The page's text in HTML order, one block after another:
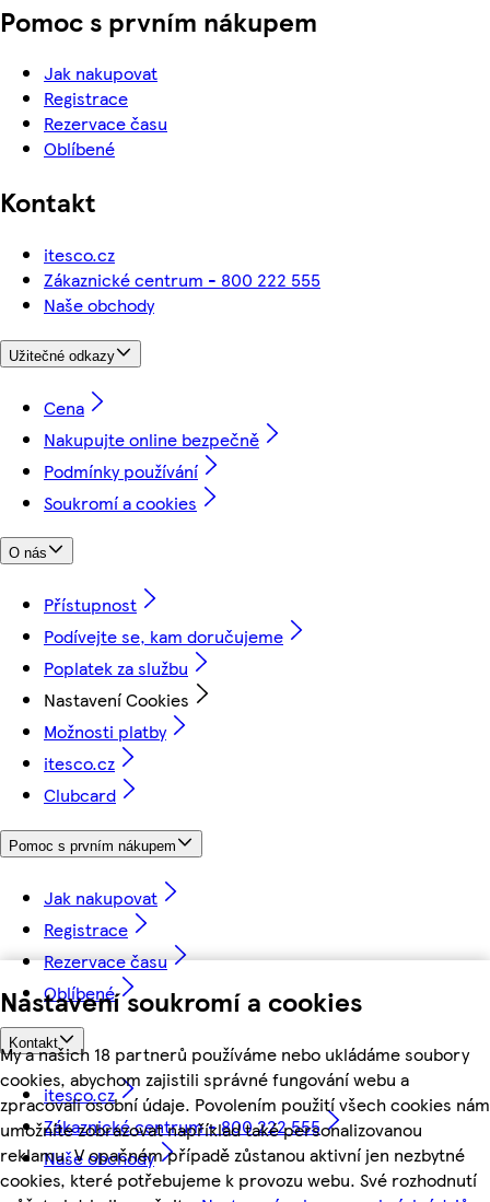
Nastavení soukromí a cookies
My a našich 18 partnerů používáme nebo ukládáme soubory
cookies, abychom zajistili správné fungování webu a
zpracovali osobní údaje. Povolením použití všech cookies nám
umožníte zobrazovat například také personalizovanou
reklamu. V opačném případě zůstanou aktivní jen nezbytné
cookies, které potřebujeme k provozu webu. Své rozhodnutí
Pomoc s prvním nákupem
Jak nakupovat
Registrace
Rezervace času
Oblíbené
Kontakt
itesco.cz
Zákaznické centrum - 800 222 555
Naše obchody
Užitečné odkazy
Cena
Nakupujte online bezpečně
Podmínky používání
Soukromí a cookies
O nás
Přístupnost
Podívejte se, kam doručujeme
Poplatek za službu
Nastavení Cookies
Možnosti platby
itesco.cz
Clubcard
Pomoc s prvním nákupem
Jak nakupovat
Registrace
Rezervace času
Oblíbené
Kontakt
itesco.cz
Zákaznické centrum - 800 222 555
Naše obchody